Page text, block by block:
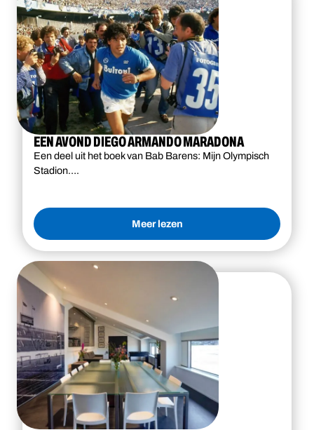
EEN AVOND DIEGO ARMANDO MARADONA
Een deel uit het boek van Bab Barens: Mijn Olympisch
Stadion….
Meer lezen